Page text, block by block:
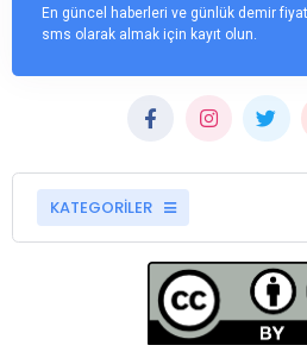
En güncel haberleri ve günlük demir
sms olarak almak için kayıt olun.
KATEGORİLER